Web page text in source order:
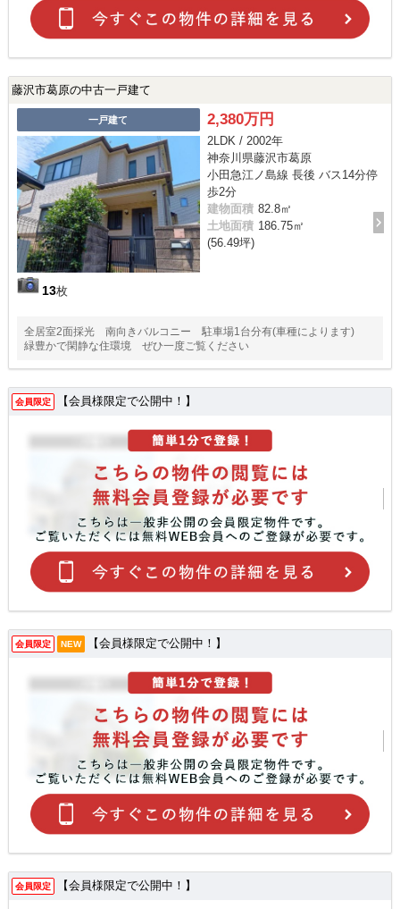
藤沢市葛原の中古一戸建て
一戸建て
13枚
2,380万円
2LDK / 2002年
神奈川県藤沢市葛原
小田急江ノ島線 長後 バス14分停
歩2分
建物面積 82.8㎡
土地面積 186.75㎡
(56.49坪)
全居室2面採光 南向きバルコニー 駐車場1台分有(車種によります)
緑豊かで閑静な住環境 ぜひ一度ご覧ください
会員限定 【会員様限定で公開中！】
会員限定 NEW 【会員様限定で公開中！】
会員限定 【会員様限定で公開中！】